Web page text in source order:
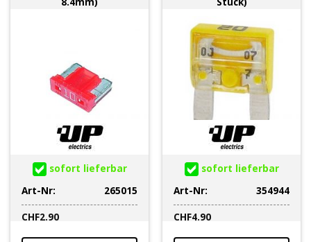
sofort lieferbar
Art-Nr:
265015
CHF2.90
sofort lieferbar
Art-Nr:
354944
CHF4.90